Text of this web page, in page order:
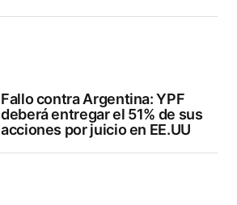
Fallo contra Argentina: YPF
deberá entregar el 51% de sus
acciones por juicio en EE.UU